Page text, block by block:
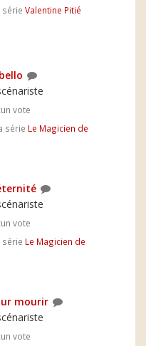
sérieValentine Pitié
vote
série Le Magicien de
vote
série Le Magicien de
mourir
vote